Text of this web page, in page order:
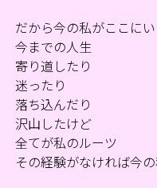
だから今の私がここに
今までの人生
寄り道したり
迷ったり
落ち込んだり
沢山したけど
全てが私のルーツ
その経験がなければ今